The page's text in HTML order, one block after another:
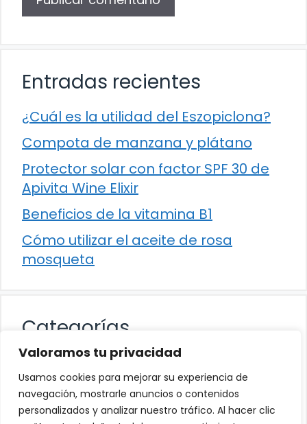
Valoramos tu privacidad
Usamos cookies para mejorar su experiencia de
navegación, mostrarle anuncios o contenidos
personalizados y analizar nuestro tráfico. Al hacer clic
Entradas recientes
¿Cuál es la utilidad del Eszopiclona?
Compota de manzana y plátano
Protector solar con factor SPF 30 de
Apivita Wine Elixir
Beneficios de la vitamina B1
Cómo utilizar el aceite de rosa
mosqueta
Categorías
Alimentación
Destacados
Hogar